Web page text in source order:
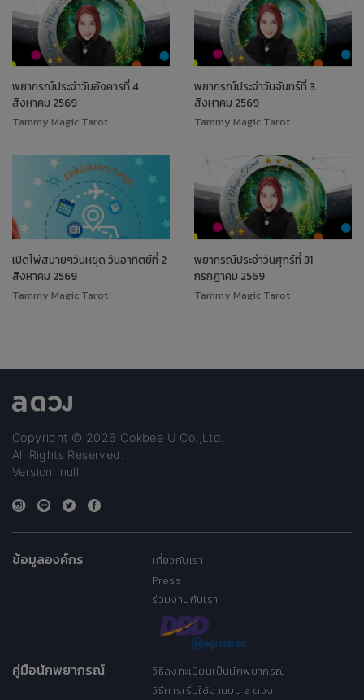
พยากรณ์ประจำวันอังคารที่ 4
สิงหาคม 2569
Tammy Magic Tarot
พยากรณ์ประจำวันจันทร์ที่ 3
สิงหาคม 2569
Tammy Magic Tarot
เปิดไพ่สบายๆวันหยุด วันอาทิตย์ที่ 2
สิงหาคม 2569
Tammy Magic Tarot
พยากรณ์ประจำวันศุกร์ที่ 31
กรกฎาคม 2569
Tammy Magic Tarot
Copyright © 2026 Ookbee U Co.,Ltd.
All Rights Reserved.
Version: null
ข้อมูลองค์กร
เกี่ยวกับเรา
Press
ร่วมงานกับเรา
คู่มือนักพยากรณ์
วิธีลงทะเบียนเป็นนักพยากรณ์
วิธีการเริ่มใช้งานบน a ดวง